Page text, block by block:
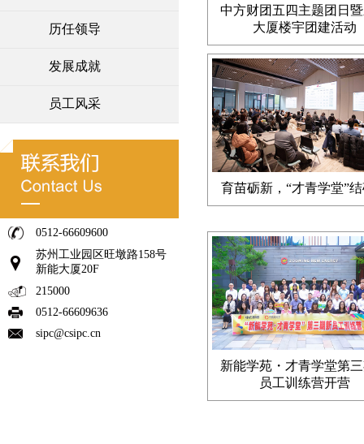
历任领导
发展成就
员工风采
0512-66609600
苏州工业园区旺墩路158号
新能大厦20F
215000
0512-66609636
sipc@csipc.cn
中方财团五四主题团日
大厦楼宇团建活动
育苗砺新，“才青学堂”
新能学苑・才青学堂第
员工训练营开营